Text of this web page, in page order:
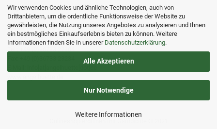
Wir verwenden Cookies und ähnliche Technologien, auch von
Drittanbietern, um die ordentliche Funktionsweise der Website zu
gewährleisten, die Nutzung unseres Angebotes zu analysieren und Ihnen
ein bestmögliches Einkaufserlebnis bieten zu können. Weitere
Informationen finden Sie in unserer Datenschutzerklärung.
Alle Akzeptieren
Nur Notwendige
Weitere Informationen
Angelhütte
Inh.: Christina Heß
Preßwitzer Str. 18
D-07338 Hohenwarte